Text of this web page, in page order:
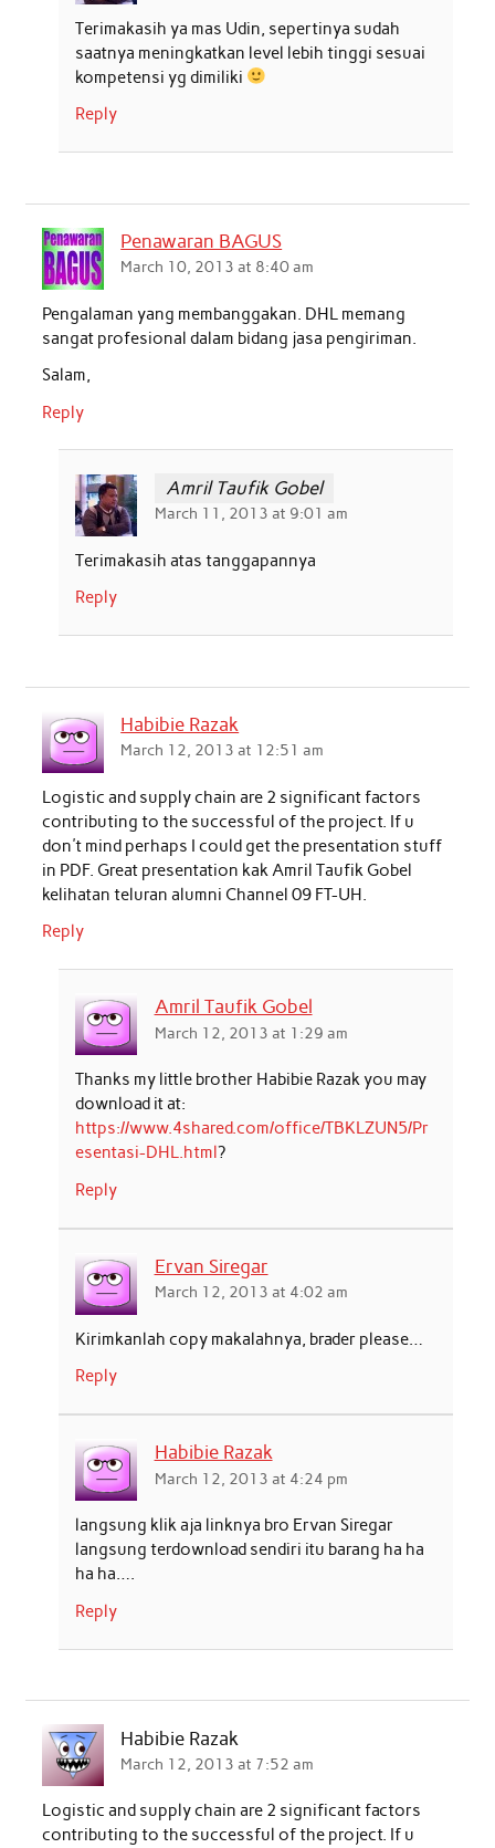
Terimakasih ya mas Udin, sepertinya sudah
saatnya meningkatkan level lebih tinggi sesuai
kompetensi yg dimiliki
Reply
Penawaran BAGUS
March 10, 2013 at 8:40 am
Pengalaman yang membanggakan. DHL memang
sangat profesional dalam bidang jasa pengiriman.
Salam,
Reply
Amril Taufik Gobel
March 11, 2013 at 9:01 am
Terimakasih atas tanggapannya
Reply
Habibie Razak
March 12, 2013 at 12:51 am
Logistic and supply chain are 2 significant factors
contributing to the successful of the project. If u
don't mind perhaps I could get the presentation stuff
in PDF. Great presentation kak Amril Taufik Gobel
kelihatan teluran alumni Channel 09 FT-UH.
Reply
Amril Taufik Gobel
March 12, 2013 at 1:29 am
Thanks my little brother Habibie Razak you may
download it at:
https://www.4shared.com/office/TBKLZUN5/Pr
esentasi-DHL.html?
Reply
Ervan Siregar
March 12, 2013 at 4:02 am
Kirimkanlah copy makalahnya, brader please…
Reply
Habibie Razak
March 12, 2013 at 4:24 pm
langsung klik aja linknya bro Ervan Siregar
langsung terdownload sendiri itu barang ha ha
ha ha….
Reply
Habibie Razak
March 12, 2013 at 7:52 am
Logistic and supply chain are 2 significant factors
contributing to the successful of the project. If u